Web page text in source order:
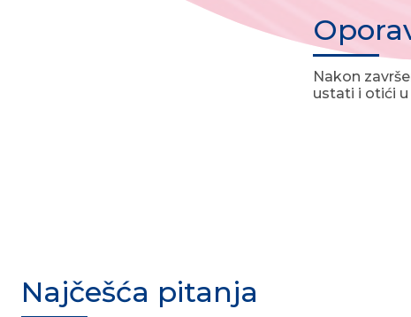
Nakon
ustati i otići
Najčešća pitanja